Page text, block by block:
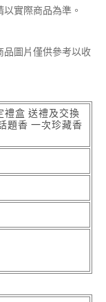
實際商品為準。
品圖片僅供參考以收
禮盒 送禮及交換
題香 一次珍藏香